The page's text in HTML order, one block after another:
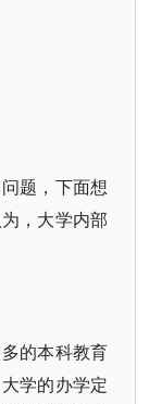
题，下面想
，大学内部
的本科教育
学的办学定